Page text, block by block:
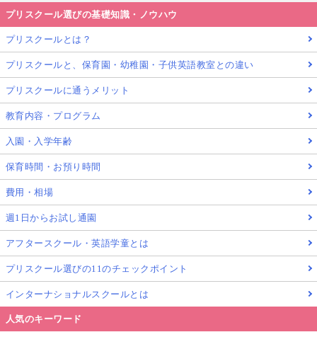
プリスクール選びの基礎知識・ノウハウ
プリスクールとは？
プリスクールと、保育園・幼稚園・子供英語教室との違い
プリスクールに通うメリット
教育内容・プログラム
入園・入学年齢
保育時間・お預り時間
費用・相場
週1日からお試し通園
アフタースクール・英語学童とは
プリスクール選びの11のチェックポイント
インターナショナルスクールとは
人気のキーワード